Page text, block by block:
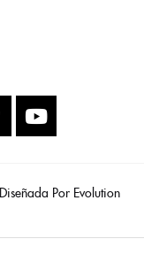
Por Evolution